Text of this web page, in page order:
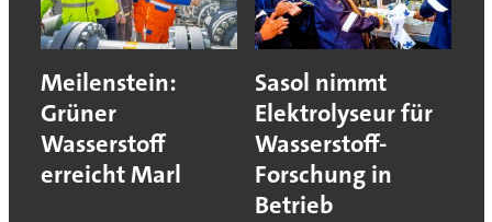
Meilenstein:
Grüner
Wasserstoff
erreicht Marl
Sasol nimmt
Elektrolyseur für
Wasserstoff-
Forschung in
Betrieb